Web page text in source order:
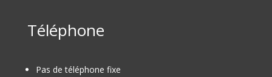
Téléphone
Pas de téléphone fixe